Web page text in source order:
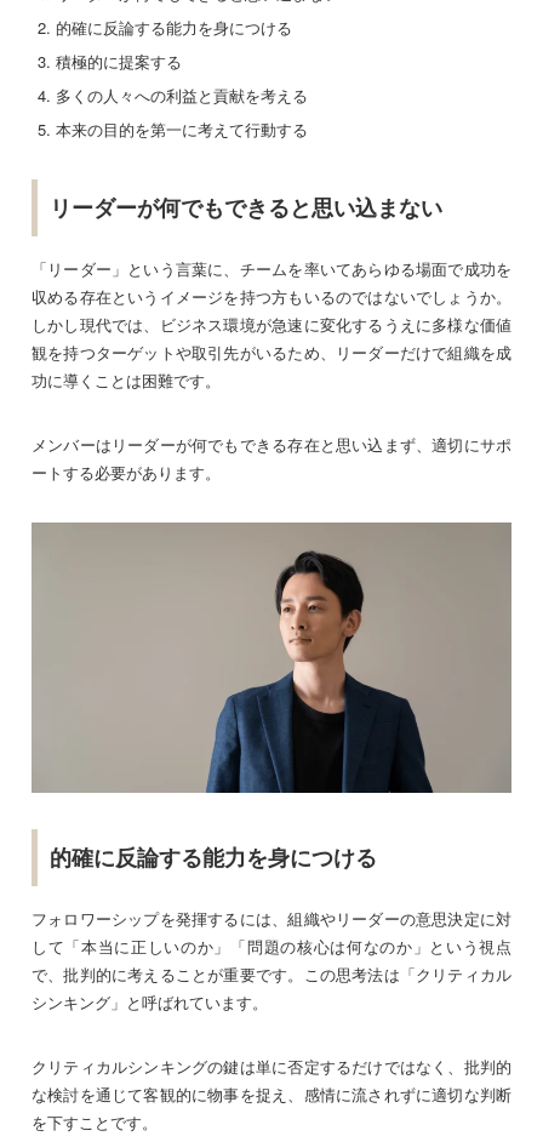
的確に反論する能力を身につける
積極的に提案する
多くの人々への利益と貢献を考える
本来の目的を第一に考えて行動する
リーダーが何でもできると思い込まない
「リーダー」という言葉に、チームを率いてあらゆる場面で成功を
収める存在というイメージを持つ方もいるのではないでしょうか。
しかし現代では、ビジネス環境が急速に変化するうえに多様な価値
観を持つターゲットや取引先がいるため、リーダーだけで組織を成
功に導くことは困難です。
メンバーはリーダーが何でもできる存在と思い込まず、適切にサポ
ートする必要があります。
的確に反論する能力を身につける
フォロワーシップを発揮するには、組織やリーダーの意思決定に対
して「本当に正しいのか」「問題の核心は何なのか」という視点
で、批判的に考えることが重要です。この思考法は「クリティカル
シンキング」と呼ばれています。
クリティカルシンキングの鍵は単に否定するだけではなく、批判的
な検討を通じて客観的に物事を捉え、感情に流されずに適切な判断
を下すことです。